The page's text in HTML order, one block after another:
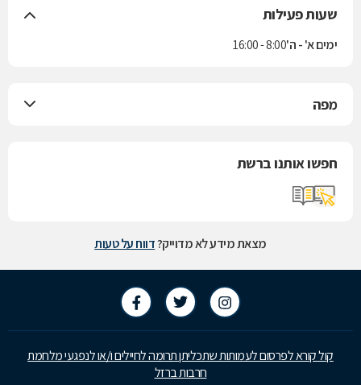
שעות פעילות
ימים א' - ה'8:00 - 16:00
מפה
חפשו אותנו ברשת
מצאת מידע לא מדוייק?דווח על טעות
קול קורא לפרסום לעמותות שתכליתן תרומה לחיילים ו/או לנפגעי מלחמת
חרבות ברזל